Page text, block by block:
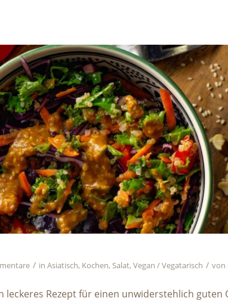
/ in Asiatisch, Kochen, Salat, Vegan / Vegatarisch / von
leckeres Rezept für einen unwiderstehlich